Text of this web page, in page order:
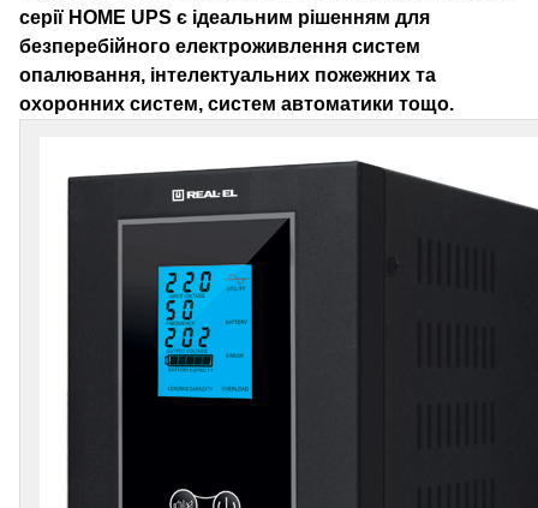
серії HOME UPS є ідеальним рішенням для
безперебійного електроживлення систем
опалювання, інтелектуальних пожежних та
охоронних систем, систем автоматики тощо.